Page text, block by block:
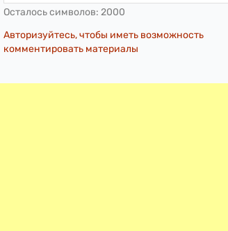
Осталось символов: 2000
Авторизуйтесь, чтобы иметь возможность
комментировать материалы